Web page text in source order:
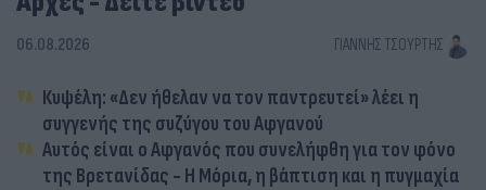
06.08.2026 ΓΙΆΝΝΗΣ ΤΣΟΎΡΤΗΣ
Κυψέλη: «Δεν ήθελαν να τον παντρευτεί» λέει η
συγγενής της συζύγου του Αφγανού
Αυτός είναι ο Αφγανός που συνελήφθη για τον φόνο
της Βρετανίδας - Η Μόρια, η βάπτιση και η πυγμαχία